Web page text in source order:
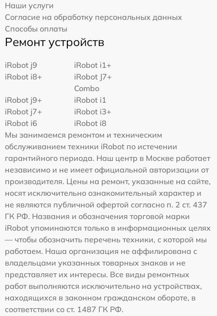
Наши услуги
Согласие на обработку персональных данных
Способы оплаты
Ремонт устройств
iRobot j9
iRobot i1+
iRobot i8+
iRobot J7+
Combo
iRobot j9+
iRobot i1
iRobot j7+
iRobot i3+
iRobot i6
iRobot i8
Мы занимаемся ремонтом и техническим
обслуживанием техники iRobot по истечении
гарантийного периода. Наш центр в Москве работает
независимо и не имеет официальной авторизации от
производителя. Цены на ремонт, указанные на сайте,
носят исключительно ознакомительный характер и
не являются публичной офертой согласно п. 2 ст. 437
ГК РФ. Названия и обозначения торговой марки
iRobot упоминаются только в информационных целях
— чтобы обозначить перечень техники, с которой мы
работаем. Наша организация не аффилирована с
владельцами указанных товарных знаков и не
представляет их интересы. Все виды ремонтных
работ выполняются исключительно на устройствах,
находящихся в законном гражданском обороте, в
соответствии со ст. 1487 ГК РФ.